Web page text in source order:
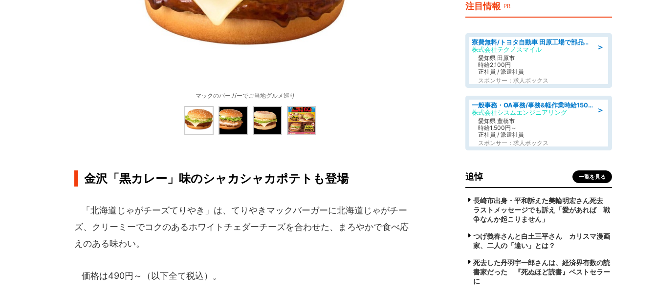
マックのバーガーでご当地グルメ巡り
金沢「黒カレー」味のシャカシャカポテトも登場
「北海道じゃがチーズてりやき」は、てりやきマックバーガーに北海道じゃがチー
ズ、クリーミーでコクのあるホワイトチェダーチーズを合わせた、まろやかで食べ応
えのある味わい。
価格は490円～（以下全て税込）。
注目情報 PR
＞
寮費無料/トヨタ自動車 田原工場で部品の組立製造/tutumi
株式会社テクノスマイル
愛知県 田原市
時給2,100円
正社員 / 派遣社員
スポンサー：求人ボックス
＞
一般事務・OA事務/事務&軽作業時給1500円土日祝休み各種社保完備
株式会社シスムエンジニアリング
愛知県 豊橋市
時給1,500円～
正社員 / 派遣社員
スポンサー：求人ボックス
追悼 一覧を見る
長崎市出身・平和訴えた美輪明宏さん死去
ラストメッセージでも訴え「愛があれば 戦
争なんか起こりません」
つげ義春さんと白土三平さん カリスマ漫画
家、二人の「違い」とは？
死去した丹羽宇一郎さんは、経済界有数の読
書家だった 『死ぬほど読書』ベストセラー
に